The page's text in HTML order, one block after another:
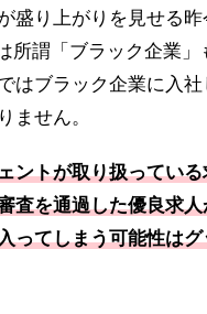
盛り上がりを見せる
所謂「ブラック企業
はブラック企業に入
ません。
ントが取り扱ってい
査を通過した優良求
ってしまう可能性は